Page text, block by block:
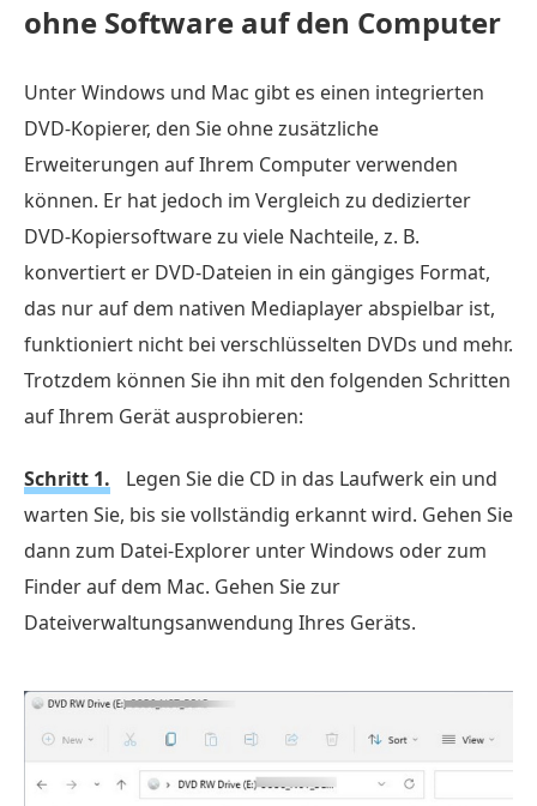
ohne Software auf den Computer
Unter Windows und Mac gibt es einen integrierten
DVD-Kopierer, den Sie ohne zusätzliche
Erweiterungen auf Ihrem Computer verwenden
können. Er hat jedoch im Vergleich zu dedizierter
DVD-Kopiersoftware zu viele Nachteile, z. B.
konvertiert er DVD-Dateien in ein gängiges Format,
das nur auf dem nativen Mediaplayer abspielbar ist,
funktioniert nicht bei verschlüsselten DVDs und mehr.
Trotzdem können Sie ihn mit den folgenden Schritten
auf Ihrem Gerät ausprobieren:
Schritt 1.
Legen Sie die CD in das Laufwerk ein und
warten Sie, bis sie vollständig erkannt wird. Gehen Sie
dann zum Datei-Explorer unter Windows oder zum
Finder auf dem Mac. Gehen Sie zur
Dateiverwaltungsanwendung Ihres Geräts.